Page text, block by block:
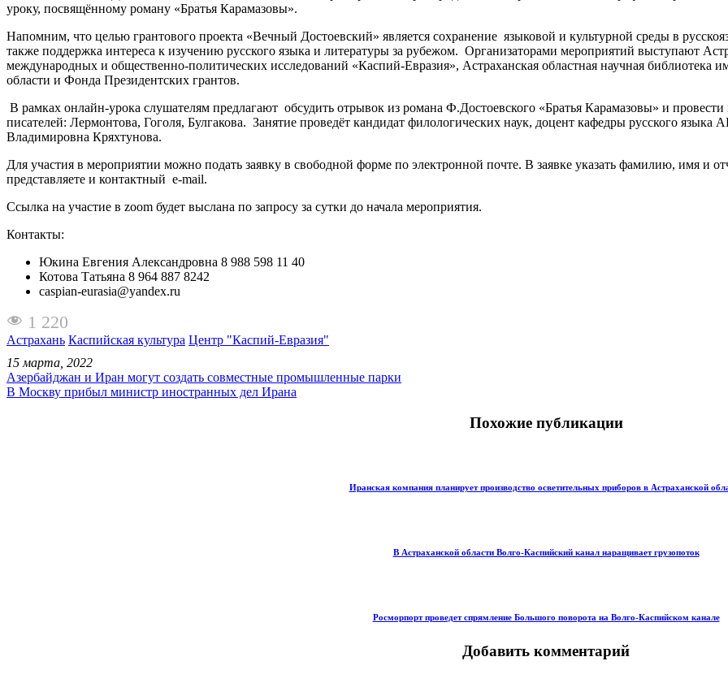
уроку, посвящённому роману «Братья Карамазовы».
Напомним, что целью грантового проекта «Вечный Достоевский» является сохранение языковой и культурной среды в
также поддержка интереса к изучению русского языка и литературы за рубежом. Организаторами мероприятий выступают
международных и общественно-политических исследований «Каспий-Евразия», Астраханская областная научная
области и Фонда Президентских грантов.
В рамках онлайн-урока слушателям предлагают обсудить отрывок из романа Ф.Достоевского «Братья Карамазовы» и провести
писателей: Лермонтова, Гоголя, Булгакова. Занятие проведёт кандидат филологических наук, доцент кафедры русского
Владимировна Кряхтунова.
Для участия в мероприятии можно подать заявку в свободной форме по электронной почте. В заявке указать фамилию, имя и
представляете и контактный e-mail.
Ссылка на участие в zoom будет выслана по запросу за сутки до начала мероприятия.
Контакты:
Юкина Евгения Александровна 8 988 598 11 40
Котова Татьяна 8 964 887 8242
caspian-eurasia@yandex.ru
1 220
Астрахань Каспийская культура Центр "Каспий-Евразия"
15 марта, 2022
Азербайджан и Иран могут создать совместные промышленные парки
В Москву прибыл министр иностранных дел Ирана
Похожие публикации
Иранская компания планирует производство осветительных приборов в Астраханской
В Астраханской области Волго-Каспийский канал наращивает грузопоток
Росморпорт проведет спрямление Большого поворота на Волго-Каспийском канале
Добавить комментарий